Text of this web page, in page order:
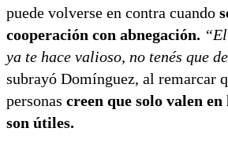
puede volverse en contra cuando
cooperación con abnegación.
ya te hace valioso, no tenés que
subrayó Domínguez, al remarcar
personas creen que solo valen
son útiles.